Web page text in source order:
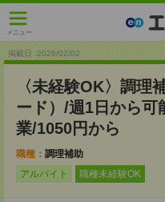
メニュー
掲載日 :2026/02/02
〈未経験OK〉調理
ード）/週1日から可
業/1050円から
職種： 調理補助
アルバイト
職種未経験OK